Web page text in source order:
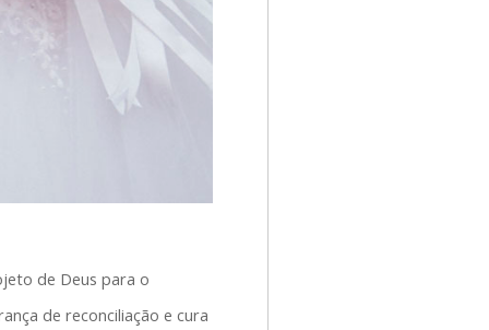
de Deus para o
de reconciliação e cura